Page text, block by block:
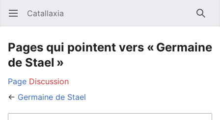
Ouvrir le menu principal Catallaxia
Pages qui pointent vers « Germaine
de Stael »
Page Discussion
← Germaine de Stael